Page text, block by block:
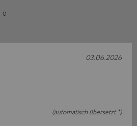
0
(automatisch übersetzt *)
03.06.2026